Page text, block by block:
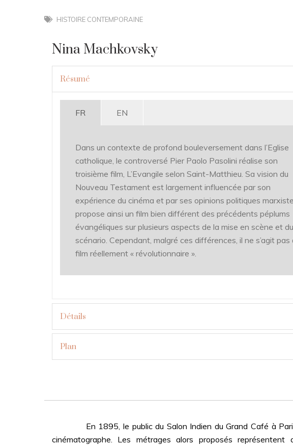
HISTOIRE CONTEMPORAINE
Nina Machkovsky
Résumé
FR EN
Dans un contexte de profond bouleversement dans l’Eglise
catholique, le controversé Pier Paolo Pasolini réalise son
troisième film, L’Evangile selon Saint-Matthieu. Sa vision du
Nouveau Testament est largement influencée par son
expérience du cinéma et par ses opinions politiques
propose ainsi un film bien différent des précédents péplums
évangéliques sur plusieurs aspects de la mise en scène et du
scénario. Cependant, malgré ces différences, il ne s’agit pas
film réellement « révolutionnaire ».
The Gospel according to Saint Matthew, during a profound
his Marxist political ideas greatly influenced his approach to
New Testament. This movie is thus very different from
“revolutionary” one.
Détails
Plan
En 1895, le public du Salon Indien du Grand Café à Paris
cinématographe. Les métrages alors proposés